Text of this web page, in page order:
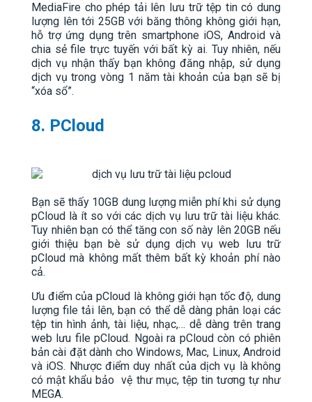
MediaFire cho phép tải lên lưu trữ tệp tin có dung
lượng lên tới 25GB với băng thông không giới hạn,
hỗ trợ ứng dụng trên smartphone iOS, Android và
chia sẻ file trực tuyến với bất kỳ ai. Tuy nhiên, nếu
dịch vụ nhận thấy bạn không đăng nhập, sử dụng
dịch vụ trong vòng 1 năm tài khoản của bạn sẽ bị
“xóa sổ”.
8. PCloud
Bạn sẽ thấy 10GB dung lượng miễn phí khi sử dụng
pCloud là ít so với các dịch vụ lưu trữ tài liệu khác.
Tuy nhiên bạn có thể tăng con số này lên 20GB nếu
giới thiệu bạn bè sử dụng dịch vụ web lưu trữ
pCloud mà không mất thêm bất kỳ khoản phí nào
cả.
Ưu điểm của pCloud là không giới hạn tốc độ, dung
lượng file tải lên, bạn có thể dễ dàng phân loại các
tệp tin hình ảnh, tài liệu, nhạc,… dễ dàng trên trang
web lưu file pCloud. Ngoài ra pCloud còn có phiên
bản cài đặt dành cho Windows, Mac, Linux, Android
và iOS. Nhược điểm duy nhất của dịch vụ là không
có mật khẩu bảo vệ thư mục, tệp tin tương tự như
MEGA.